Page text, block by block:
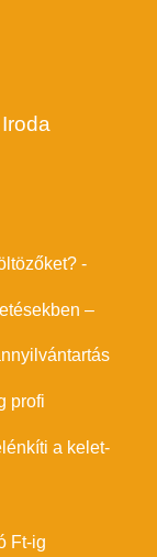
-
–
profi
a kelet-
Ft-ig